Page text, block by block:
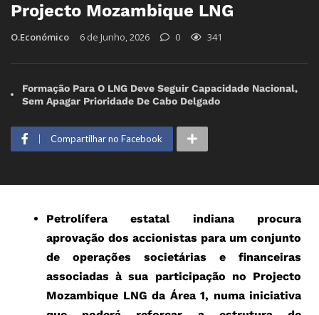
Projecto Mozambique LNG
O.Económico 6 de Junho, 2026 0 341
Formação Para O LNG Deve Seguir Capacidade Nacional,
Sem Apagar Prioridade De Cabo Delgado
Compartilhar no Facebook
Petrolífera estatal indiana procura
aprovação dos accionistas para um conjunto
de operações societárias e financeiras
associadas à sua participação no Projecto
Mozambique LNG da Área 1, numa iniciativa